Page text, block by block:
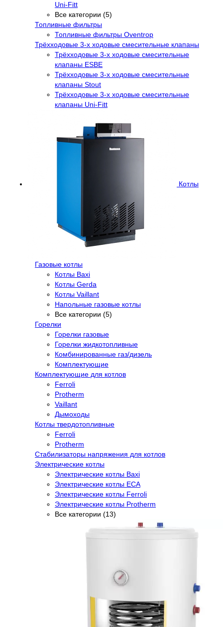
Uni-Fitt
Все категории (5)
Топливные фильтры
Топливные фильтры Oventrop
Трёхходовые 3-х ходовые смесительные клапаны
Трёхходовые 3-х ходовые смесительные
клапаны ESBE
Трёхходовые 3-х ходовые смесительные
клапаны Stout
Трёхходовые 3-х ходовые смесительные
клапаны Uni-Fitt
Котлы
Газовые котлы
Котлы Baxi
Котлы Gerda
Котлы Vaillant
Напольные газовые котлы
Все категории (5)
Горелки
Горелки газовые
Горелки жидкотопливные
Комбинированные газ/дизель
Комплектующие
Комплектующие для котлов
Ferroli
Protherm
Vaillant
Дымоходы
Котлы твердотопливные
Ferroli
Protherm
Стабилизаторы напряжения для котлов
Электрические котлы
Электрические котлы Baxi
Электрические котлы ECA
Электрические котлы Ferroli
Электрические котлы Protherm
Все категории (13)